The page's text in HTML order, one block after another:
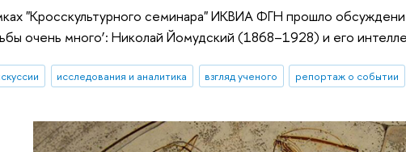
"Кросскультурного семинара" ИКВИА ФГН прошло
очень много’: Николай Йомудский (1868–1928) и его
исследования и аналитика взгляд ученого репортаж о событии